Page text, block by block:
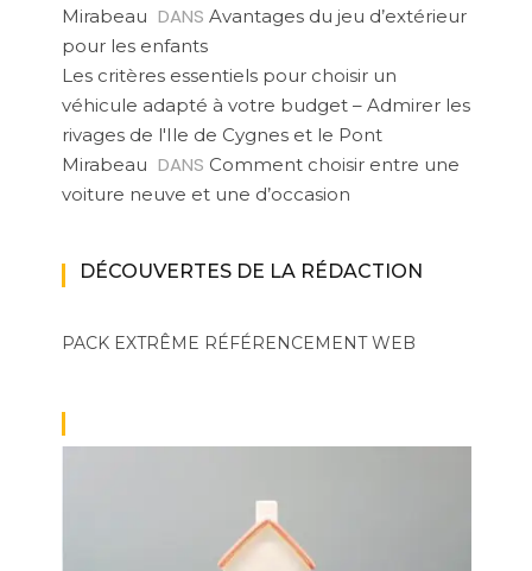
Mirabeau DANS Avantages du jeu d’extérieur
pour les enfants
Les critères essentiels pour choisir un
véhicule adapté à votre budget – Admirer les
rivages de l'Ile de Cygnes et le Pont
Mirabeau DANS Comment choisir entre une
voiture neuve et une d’occasion
DÉCOUVERTES DE LA RÉDACTION
PACK EXTRÊME RÉFÉRENCEMENT WEB